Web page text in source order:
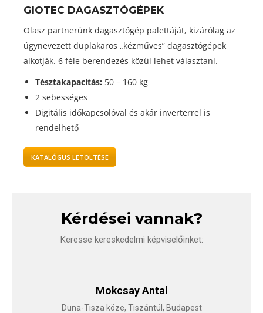
GIOTEC DAGASZTÓGÉPEK
Olasz partnerünk dagasztógép palettáját, kizárólag az
úgynevezett duplakaros „kézműves” dagasztógépek
alkotják. 6 féle berendezés közül lehet választani.
Tésztakapacitás: 50 – 160 kg
2 sebességes
Digitális időkapcsolóval és akár inverterrel is
rendelhető
KATALÓGUS LETÖLTÉSE
Kérdései vannak?
Keresse kereskedelmi képviselőinket:
Mokcsay Antal
Duna-Tisza köze, Tiszántúl, Budapest